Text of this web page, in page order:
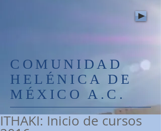
COMUNIDAD
HELÉNICA DE
MÉXICO A.C.
ITHAKI: Inicio de cursos